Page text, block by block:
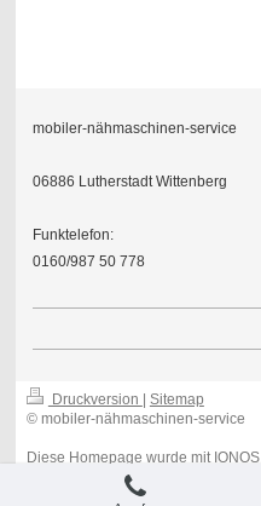
mobiler-nähmaschinen-service
06886 Lutherstadt Wittenberg
Funktelefon:
0160/987 50 778
Druckversion | Sitemap
© mobiler-nähmaschinen-service
Diese Homepage wurde mit IONOS
erstellt.